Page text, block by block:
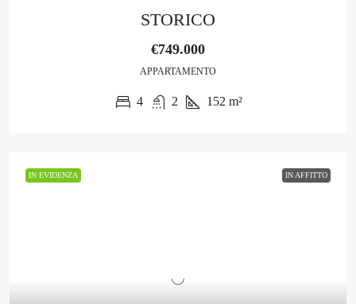
STORICO
€749.000
APPARTAMENTO
4 2 152 m²
IN EVIDENZA IN AFFITTO